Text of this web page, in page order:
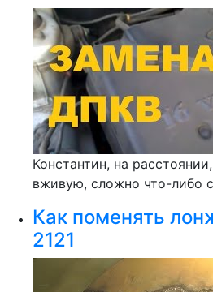
Константин, на
вживую, сложно что-либо
Как поменять
2121